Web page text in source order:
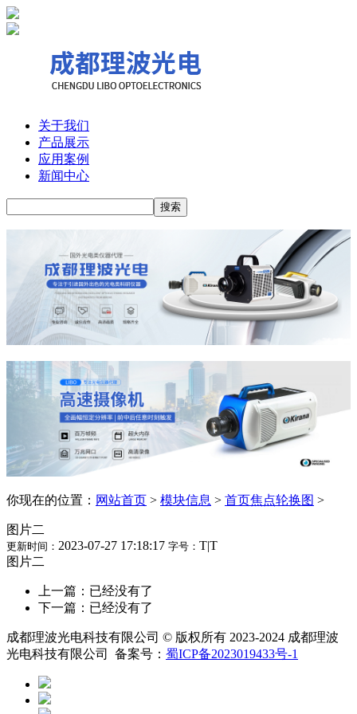
关于我们
产品展示
应用案例
新闻中心
你现在的位置： 网站首页 > 模块信息 > 首页焦点轮换图 >
图片二
更新时间： 2023-07-27 17:18:17 字号： T|T
图片二
上一篇：已经没有了
下一篇：已经没有了
成都理波光电科技有限公司 © 版权所有 2023-2024 成都理波
光电科技有限公司 备案号： 蜀ICP备2023019433号-1